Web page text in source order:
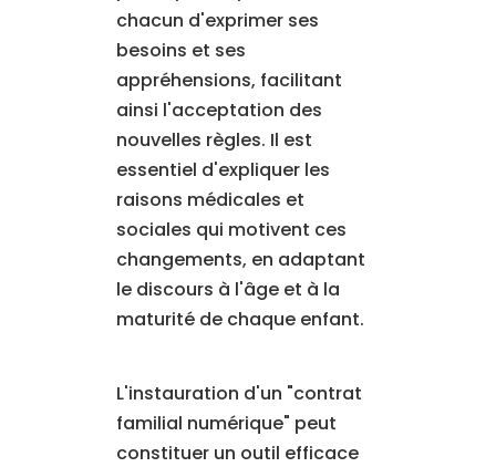
chacun d'exprimer ses
besoins et ses
appréhensions, facilitant
ainsi l'acceptation des
nouvelles règles. Il est
essentiel d'expliquer les
raisons médicales et
sociales qui motivent ces
changements, en adaptant
le discours à l'âge et à la
maturité de chaque enfant.
L'instauration d'un "contrat
familial numérique" peut
constituer un outil efficace